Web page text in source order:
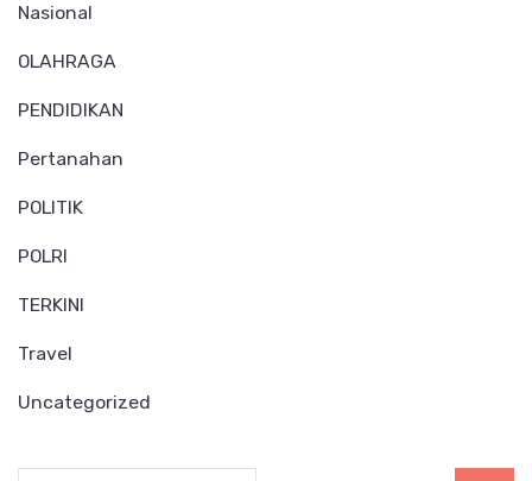
Nasional
OLAHRAGA
PENDIDIKAN
Pertanahan
POLITIK
POLRI
TERKINI
Travel
Uncategorized